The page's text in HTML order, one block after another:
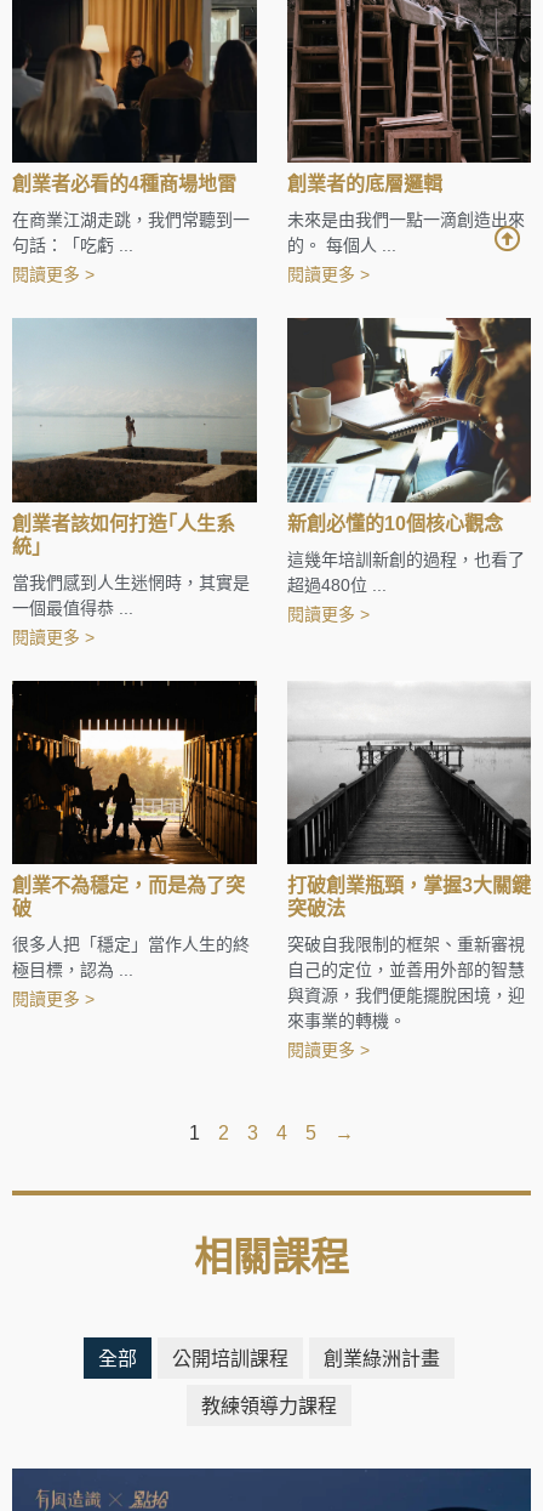
創業者必看的4種商場地雷
在商業江湖走跳，我們常聽到一
句話：「吃虧 ...
閱讀更多 >
創業者的底層邏輯
未來是由我們一點一滴創造出來
的。 每個人 ...
閱讀更多 >
創業者該如何打造｢人生系
統｣
當我們感到人生迷惘時，其實是
一個最值得恭 ...
閱讀更多 >
新創必懂的10個核心觀念
這幾年培訓新創的過程，也看了
超過480位 ...
閱讀更多 >
創業不為穩定，而是為了突
破
很多人把「穩定」當作人生的終
極目標，認為 ...
閱讀更多 >
打破創業瓶頸，掌握3大關鍵
突破法
突破自我限制的框架、重新審視
自己的定位，並善用外部的智慧
與資源，我們便能擺脫困境，迎
來事業的轉機。
閱讀更多 >
1 2 3 4 5 →
相關課程
全部 公開培訓課程
創業綠洲計畫
教練領導力課程